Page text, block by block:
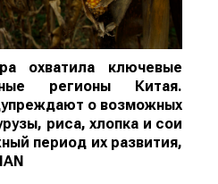
охватила ключевые
регионы Китая.
о возможных
риса, хлопка и сои
период их развития,